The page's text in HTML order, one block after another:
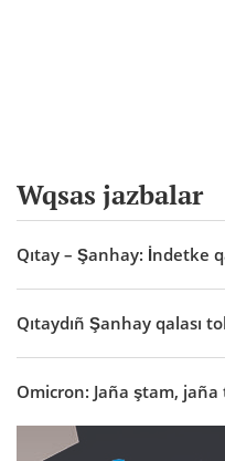
Wqsas jazbalar
Qıtay – Şanhay: İndetke
Qıtaydıñ Şanhay qalası
Omicron: Jaña ştam,